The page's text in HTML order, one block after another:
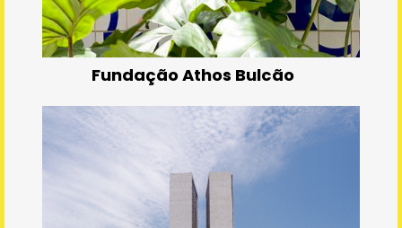
Fundação Athos Bulcão